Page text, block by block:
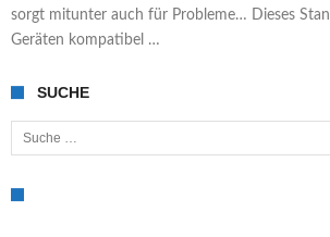
sorgt mitunter auch für Probleme… Dieses
Geräten kompatibel …
SUCHE
Suche nach: